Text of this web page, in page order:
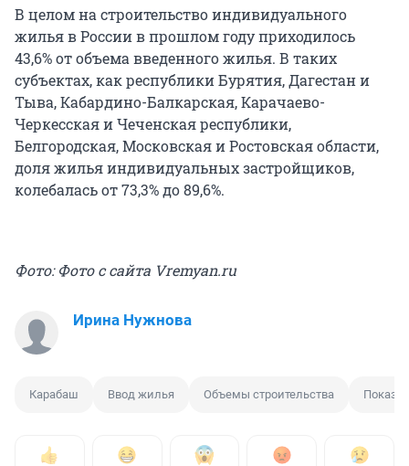
В целом на строительство индивидуального
жилья в России в прошлом году приходилось
43,6% от объема введенного жилья. В таких
субъектах, как республики Бурятия, Дагестан и
Тыва, Кабардино-Балкарская, Карачаево-
Черкесская и Чеченская республики,
Белгородская, Московская и Ростовская области,
доля жилья индивидуальных застройщиков,
колебалась от 73,3% до 89,6%.
Фото: Фото с сайта Vremyan.ru
Ирина Нужнова
Карабаш Ввод жилья Объемы строительства